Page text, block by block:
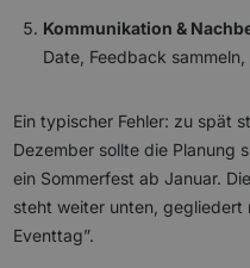
Kommunikation &
Date, Feedback
Ein typischer Fehler: zu spät
Dezember sollte die Planung
ein Sommerfest ab Januar.
steht weiter unten, gegliedert
Eventtag”.